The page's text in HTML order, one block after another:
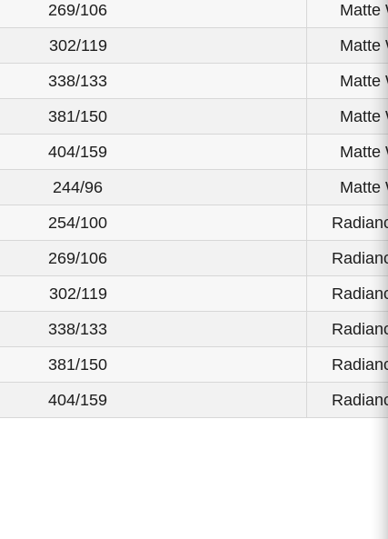
269/106
Matte
302/119
Matte
338/133
Matte
381/150
Matte
404/159
Matte
244/96
Matte
254/100
269/106
302/119
338/133
381/150
404/159